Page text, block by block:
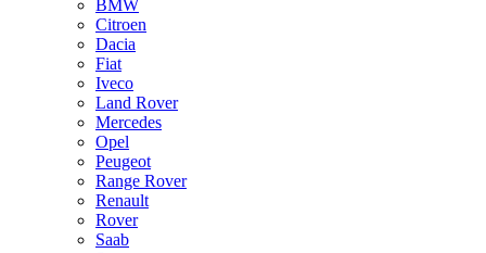
BMW
Citroen
Dacia
Fiat
Iveco
Land Rover
Mercedes
Opel
Peugeot
Range Rover
Renault
Rover
Saab